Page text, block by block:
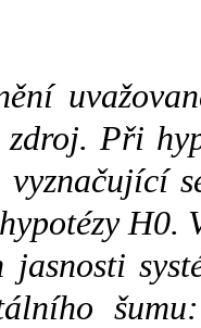
zdroj. Při
vyznačující
H0.
jasnosti